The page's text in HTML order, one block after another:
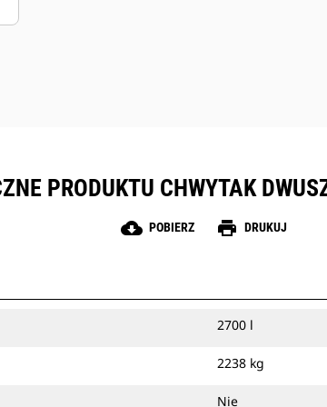
PRODUKTU CHWYTAK
cloud_download POBIERZ print DRUKUJ
2700 l
2238 kg
Nie